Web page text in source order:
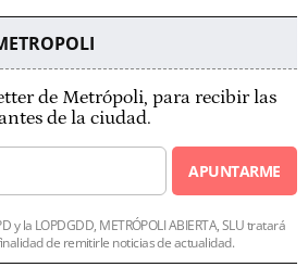
de Metrópoli, para recibir las
de la ciudad.
APUNTARME
y la LOPDGDD, METRÓPOLI ABIERTA, SLU tratará
de remitirle noticias de actualidad.